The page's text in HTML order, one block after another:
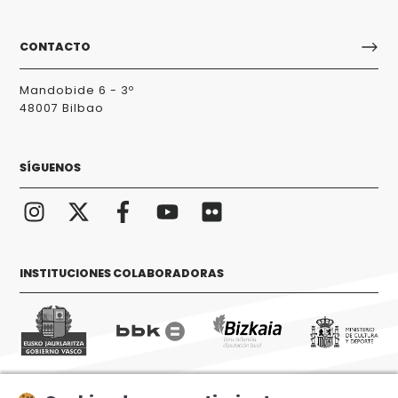
CONTACTO
Mandobide 6 - 3º
48007 Bilbao
SÍGUENOS
INSTITUCIONES COLABORADORAS